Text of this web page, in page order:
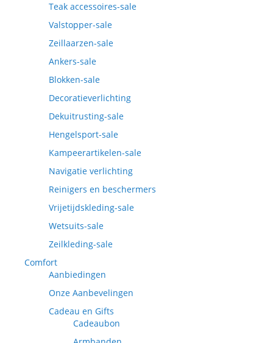
Teak accessoires-sale
Valstopper-sale
Zeillaarzen-sale
Ankers-sale
Blokken-sale
Decoratieverlichting
Dekuitrusting-sale
Hengelsport-sale
Kampeerartikelen-sale
Navigatie verlichting
Reinigers en beschermers
Vrijetijdskleding-sale
Wetsuits-sale
Zeilkleding-sale
Comfort
Aanbiedingen
Onze Aanbevelingen
Cadeau en Gifts
Cadeaubon